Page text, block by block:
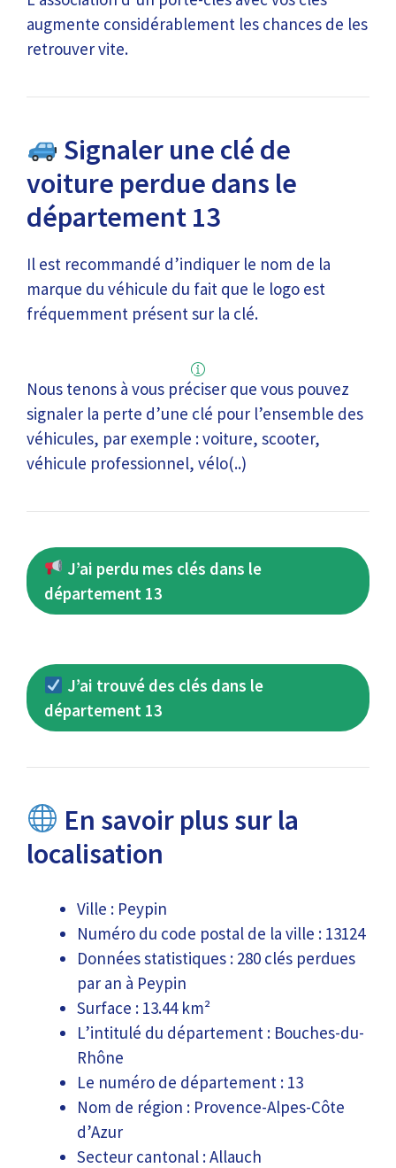
augmente considérablement les chances de les
retrouver vite.
Signaler une clé de
voiture perdue dans le
département 13
Il est recommandé d’indiquer le nom de la
marque du véhicule du fait que le logo est
fréquemment présent sur la clé.
Nous tenons à vous préciser que vous pouvez
signaler la perte d’une clé pour l’ensemble des
véhicules, par exemple : voiture, scooter,
véhicule professionnel, vélo(..)
J’ai perdu mes clés dans le
département 13
J’ai trouvé des clés dans le
département 13
En savoir plus sur la
localisation
Ville : Peypin
Numéro du code postal de la ville : 13124
Données statistiques : 280 clés perdues
par an à Peypin
Surface : 13.44 km²
L’intitulé du département : Bouches-du-
Rhône
Le numéro de département : 13
Nom de région : Provence-Alpes-Côte
d’Azur
Secteur cantonal : Allauch